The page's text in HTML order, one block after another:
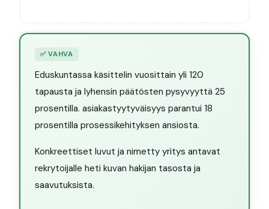
✅VAHVA
Eduskuntassa käsittelin vuosittain yli 120
tapausta ja lyhensin päätösten pysyvyyttä 25
prosentilla. asiakastyytyväisyys parantui 18
prosentilla prosessikehityksen ansiosta.
Konkreettiset luvut ja nimetty yritys antavat
rekrytoijalle heti kuvan hakijan tasosta ja
saavutuksista.